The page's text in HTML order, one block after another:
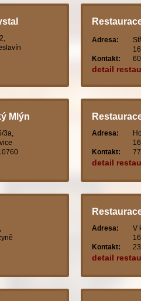
Adresa:
Kontakt:
detail
Mlýn
3a,
Adresa:
Kontakt:
detail
Adresa:
V
Kontakt:
detail